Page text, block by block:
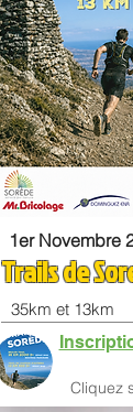
1er Novembre
Trails de
35km et 13km
Cliquez